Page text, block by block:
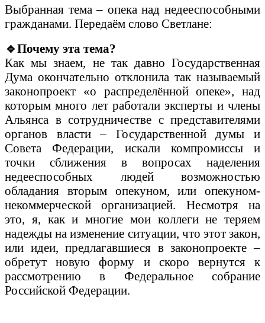
Выбранная тема – опека над недееспособными
гражданами. Передаём слово Светлане:
🔹Почему эта тема?
Как мы знаем, не так давно Государственная
Дума окончательно отклонила так называемый
законопроект «о распределённой опеке», над
которым много лет работали эксперты и члены
Альянса в сотрудничестве с представителями
органов власти – Государственной думы и
Совета Федерации, искали компромиссы и
точки сближения в вопросах наделения
недееспособных людей возможностью
обладания вторым опекуном, или опекуном-
некоммерческой организацией. Несмотря на
это, я, как и многие мои коллеги не теряем
надежды на изменение ситуации, что этот закон,
или идеи, предлагавшиеся в законопроекте –
обретут новую форму и скоро вернутся к
рассмотрению в Федеральное собрание
Российской Федерации.